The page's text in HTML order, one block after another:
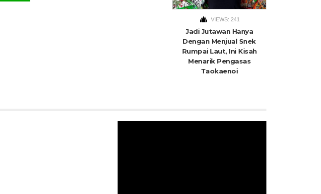
VIEWS: 241
Jadi Jutawan Hanya
Dengan Menjual Snek
Rumpai Laut, Ini Kisah
Menarik Pengasas
Taokaenoi